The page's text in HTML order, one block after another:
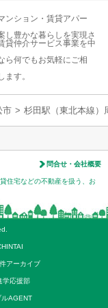
ンション・賃貸アパー
し豊かな暮らしを実現さ
貸仲介サービス事業を中
ら何でもお気軽にご相
す。
市 > 杉田駅（東北本線）
問合せ・会社概要
住宅などの不動産を扱う、お
アーカイブ
学応援部
AGENT